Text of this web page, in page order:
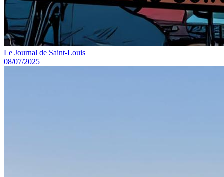
Le Journal de Saint-Louis
08/07/2025